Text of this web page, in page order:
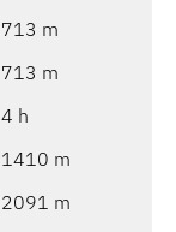
713 m
713 m
4 h
1410 m
2091 m